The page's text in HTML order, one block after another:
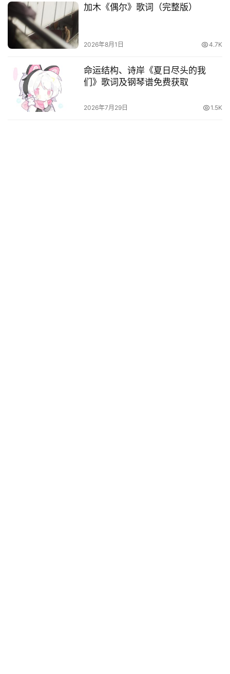
加木《偶尔》歌词（完整版）
2026年8月1日 4.7K
命运结构、诗岸《夏日尽头的我
们》歌词及钢琴谱免费获取
2026年7月29日 1.5K